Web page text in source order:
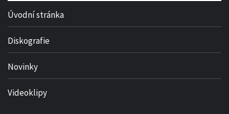
Úvodní stránka
Diskografie
Novinky
Videoklipy